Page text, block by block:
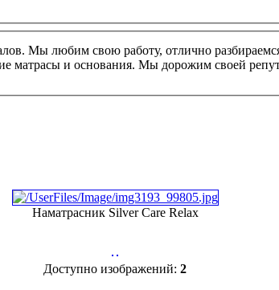
Мы любим свою работу, отлично
матрасы и основания. Мы дорожим своей
Наматрасник Silver Care Relax
Доступно изображений: 2